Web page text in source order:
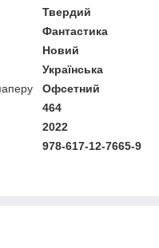
Твердий
Фантастика
Новий
Українська
Офсетний
464
2022
978-617-12-7665-9